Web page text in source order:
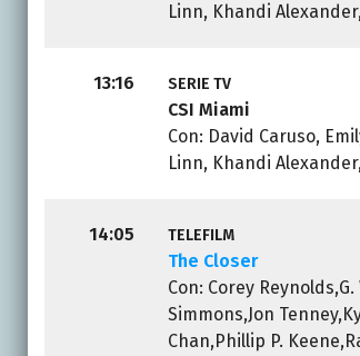
Linn, Khandi
13:16 SERIE TV
CSI Miami
Con: David Caruso,
Linn, Khandi
14:05 TELEFILM
The Closer
Con: Corey Reynolds,G.
Simmons,Jon
Chan,Phillip P.